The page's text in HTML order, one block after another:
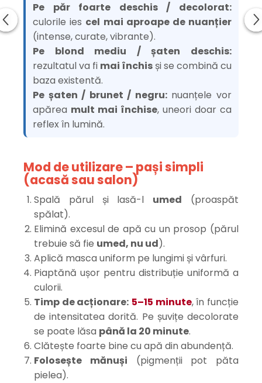
Pe păr foarte deschis / decolorat:
culorile ies cel mai aproape de nuanțier
(intense, curate, vibrante).
Pe blond mediu / șaten deschis:
rezultatul va fi mai închis și se combină cu
baza existentă.
Pe șaten / brunet / negru:nuanțele vor
apărea mult mai închise, uneori doar ca
reflex în lumină.
Mod de utilizare – pași simpli
(acasă sau salon)
Spală părul și lasă-l umed (proaspăt
spălat).
Elimină excesul de apă cu un prosop (părul
trebuie să fie umed, nu ud).
Aplică masca uniform pe lungimi și vârfuri.
Piaptănă ușor pentru distribuție uniformă a
culorii.
Timp de acționare: 5–15 minute, în funcție
de intensitatea dorită. Pe șuvițe decolorate
se poate lăsa până la 20 minute.
Clătește foarte bine cu apă din abundență.
Folosește mănuși (pigmenții pot păta
pielea).